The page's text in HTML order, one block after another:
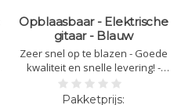
Opblaasbaar - Elektrische
gitaar - Blauw
Zeer snel op te blazen - Goede
kwaliteit en snelle levering! -
Kleur Blauw